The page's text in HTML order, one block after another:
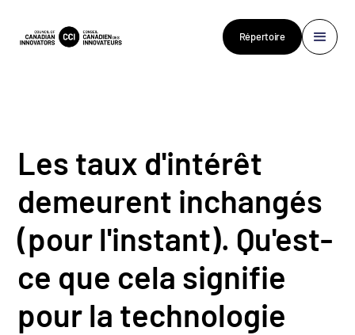
Répertoire
Les taux d'intérêt
demeurent inchangés
(pour l'instant). Qu'est-
ce que cela signifie
pour la technologie